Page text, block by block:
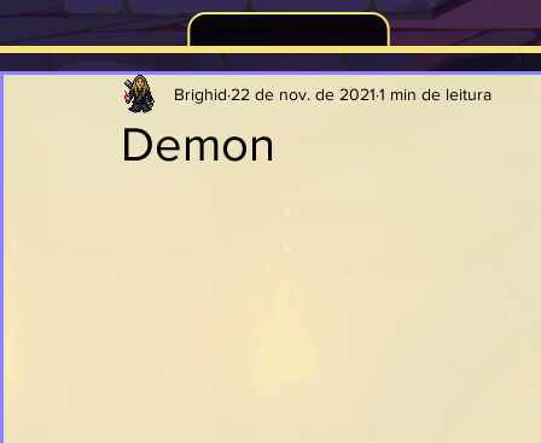
Demon
Brighid 22 de nov. de 2021 1 min de leitura